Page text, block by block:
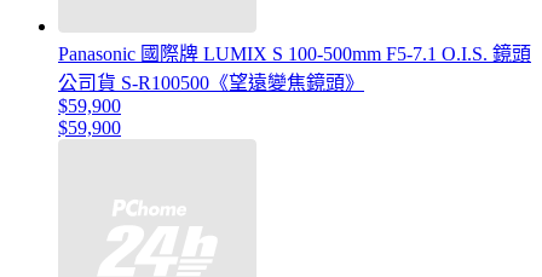
Panasonic 國際牌 LUMIX S 100-500mm F5-7.1 O.I.S. 鏡頭
公司貨 S-R100500《望遠變焦鏡頭》
$59,900
$59,900